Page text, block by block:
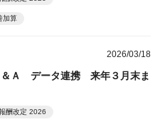
加算
2026/03/18
＆Ａ データ連携 来年３月末ま
酬改定 2026